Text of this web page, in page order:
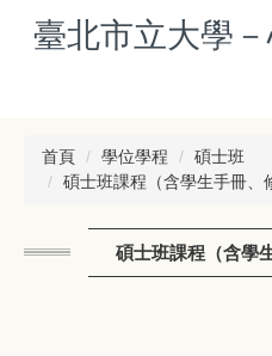
臺北市立大學
首頁 學位學程
碩士班
碩士班課程（含學生手冊、
碩士班課程（含學